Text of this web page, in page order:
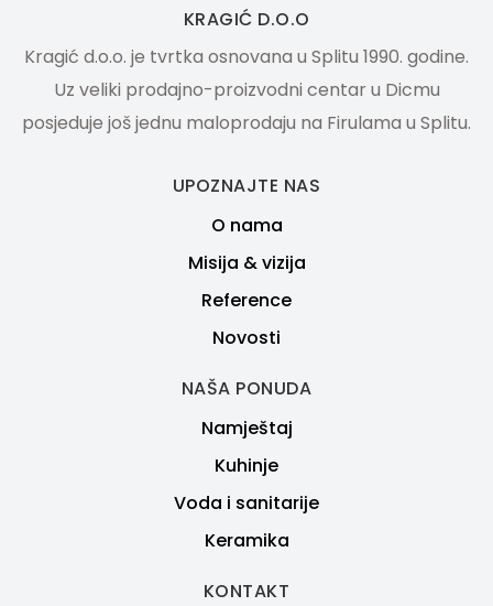
KRAGIĆ D.O.O
Kragić d.o.o. je tvrtka osnovana u Splitu 1990. godine.
Uz veliki prodajno-proizvodni centar u Dicmu
posjeduje još jednu maloprodaju na Firulama u Splitu.
UPOZNAJTE NAS
O nama
Misija & vizija
Reference
Novosti
NAŠA PONUDA
Namještaj
Kuhinje
Voda i sanitarije
Keramika
KONTAKT